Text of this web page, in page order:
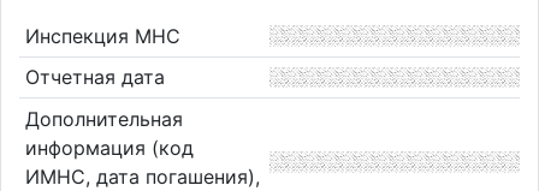
Инспекция МНС
Отчетная дата
Дополнительная
информация (код
ИМНС, дата погашения),